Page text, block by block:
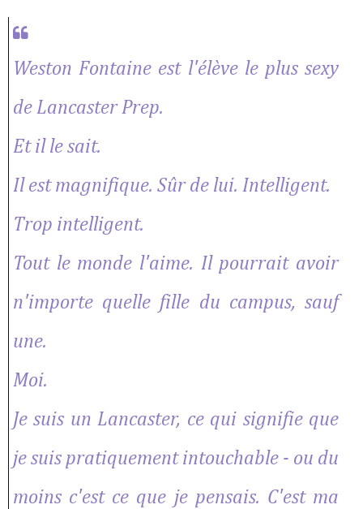
Weston Fontaine est l'élève le plus sexy
de Lancaster Prep.
Et il le sait.
Il est magnifique. Sûr de lui. Intelligent.
Trop intelligent.
Tout le monde l'aime. Il pourrait avoir
n'importe quelle fille du campus, sauf
une.
Moi.
Je suis un Lancaster, ce qui signifie que
je suis pratiquement intouchable - ou du
moins c'est ce que je pensais. C'est ma